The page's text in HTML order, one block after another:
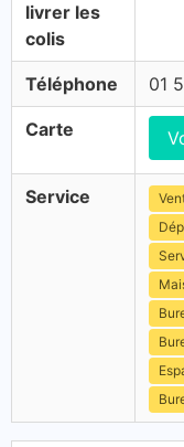
livrer les
colis
Téléphone 01
Carte
Service